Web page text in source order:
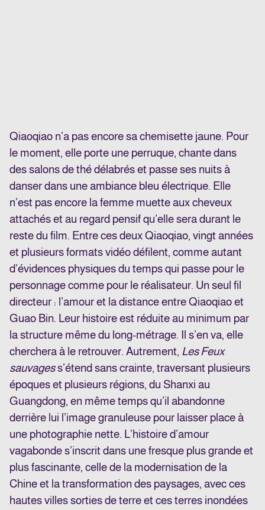
Qiaoqiao n’a pas encore sa chemisette jaune. Pour
le moment, elle porte une perruque, chante dans
des salons de thé délabrés et passe ses nuits à
danser dans une ambiance bleu électrique. Elle
n’est pas encore la femme muette aux cheveux
attachés et au regard pensif qu’elle sera durant le
reste du film. Entre ces deux Qiaoqiao, vingt années
et plusieurs formats vidéo défilent, comme autant
d’évidences physiques du temps qui passe pour le
personnage comme pour le réalisateur. Un seul fil
directeur : l’amour et la distance entre Qiaoqiao et
Guao Bin. Leur histoire est réduite au minimum par
la structure même du long-métrage. Il s’en va, elle
cherchera à le retrouver. Autrement, Les Feux
sauvagess’étend sans crainte, traversant plusieurs
époques et plusieurs régions, du Shanxi au
Guangdong, en même temps qu’il abandonne
derrière lui l’image granuleuse pour laisser place à
une photographie nette. L’histoire d’amour
vagabonde s’inscrit dans une fresque plus grande et
plus fascinante, celle de la modernisation de la
Chine et la transformation des paysages, avec ces
hautes villes sorties de terre et ces terres inondées